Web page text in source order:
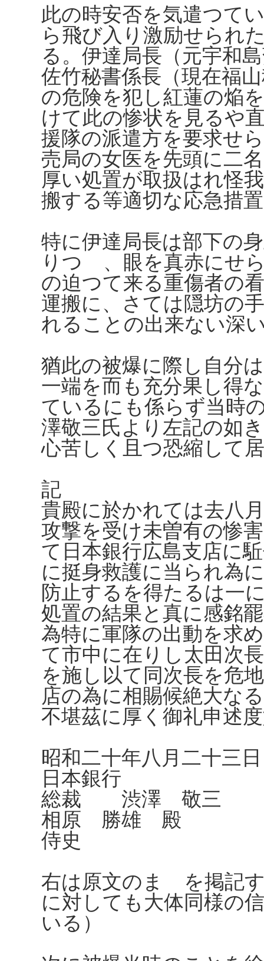
此の時安否を気遣つて
ら飛び入り激励せられ
る。伊達局長（元宇和
佐竹秘書係長（現在福
の危険を犯し紅蓮の焔
けて此の惨状を見るや
援隊の派遣方を要求せ
売局の女医を先頭に二
厚い処置が取扱はれ怪
搬する等適切な応急措
特に伊達局長は部下の
りつゝ、眼を真赤にせ
の迫つて来る重傷者の
運搬に、さては隠坊の
れることの出来ない深
猶此の被爆に際し自分
一端を而も充分果し得
ているにも係らず当時
澤敬三氏より左記の如
心苦しく且つ恐縮して
記
貴殿に於かれては去八
攻撃を受け未曽有の惨
て日本銀行広島支店に
に挺身救護に当られ為
防止するを得たるは一
処置の結果と真に感銘
為特に軍隊の出動を求
て市中に在りし太田次
を施し以て同次長を危
店の為に相賜候絶大な
不堪茲に厚く御礼申述
昭和二十年八月二十三日
日本銀行
総裁 渋澤 敬三
相原 勝雄 殿
侍史
右は原文のまゝを掲記
に対しても大体同様の
いる）